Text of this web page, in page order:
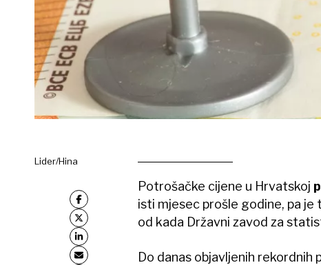
Lider/Hina
Potrošačke cijene u Hrvatskoj
isti mjesec prošle godine, pa je
od kada Državni zavod za
Do danas objavljenih